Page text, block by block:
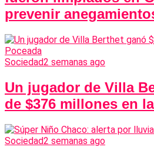
prevenir
Sociedad2 semanas ago
Un jugador de Villa
de $376 millones en
Sociedad2 semanas ago